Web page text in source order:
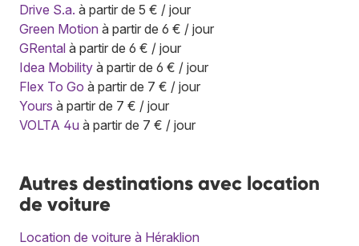
Drive S.a. à partir de 5 € / jour
Green Motion à partir de 6 € / jour
GRental à partir de 6 € / jour
Idea Mobility à partir de 6 € / jour
Flex To Go à partir de 7 € / jour
Yours à partir de 7 € / jour
VOLTA 4u à partir de 7 € / jour
Autres destinations avec location
de voiture
Location de voiture à Héraklion